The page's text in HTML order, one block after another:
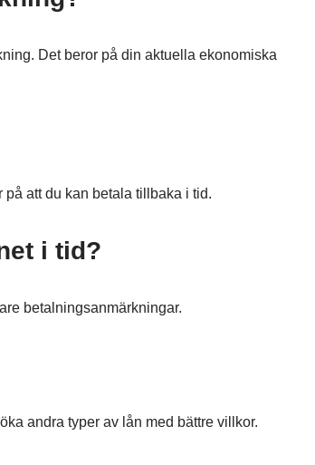
Det beror på din aktuella ekonomiska
på att du kan betala tillbaka i tid.
i tid?
betalningsanmärkningar.
andra typer av lån med bättre villkor.